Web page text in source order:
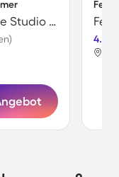
Ferienwohnung BeKb-Gebäude Studio No02
4.7